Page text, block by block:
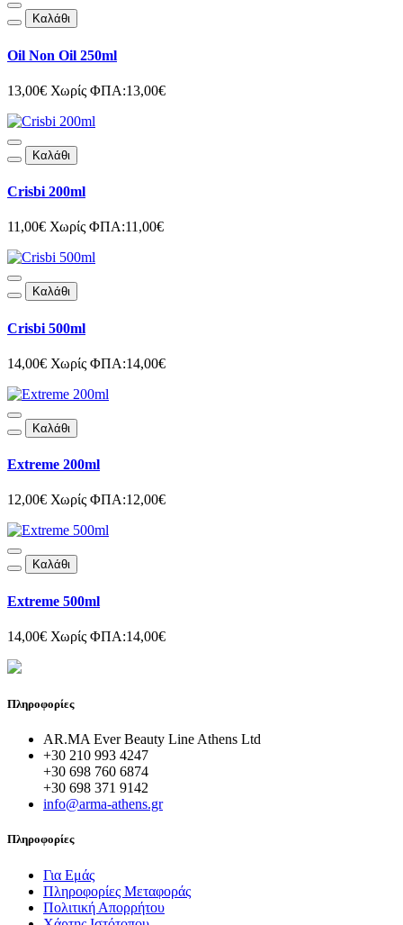
Καλάθι
Oil Non Oil 250ml
13,00€ Χωρίς ΦΠΑ:13,00€
Καλάθι
Crisbi 200ml
11,00€ Χωρίς ΦΠΑ:11,00€
Καλάθι
Crisbi 500ml
14,00€ Χωρίς ΦΠΑ:14,00€
Καλάθι
Extreme 200ml
12,00€ Χωρίς ΦΠΑ:12,00€
Καλάθι
Extreme 500ml
14,00€ Χωρίς ΦΠΑ:14,00€
Πληροφορίες
AR.MA Ever Beauty Line Athens Ltd
+30 210 993 4247
+30 698 760 6874
+30 698 371 9142
info@arma-athens.gr
Πληροφορίες
Για Εμάς
Πληροφορίες Μεταφοράς
Πολιτική Απορρήτου